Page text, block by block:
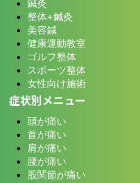
鍼灸
整体+鍼灸
美容鍼
健康運動教室
ゴルフ整体
スポーツ整体
女性向け施術
症状別メニュー
頭が痛い
首が痛い
肩が痛い
腰が痛い
股関節が痛い